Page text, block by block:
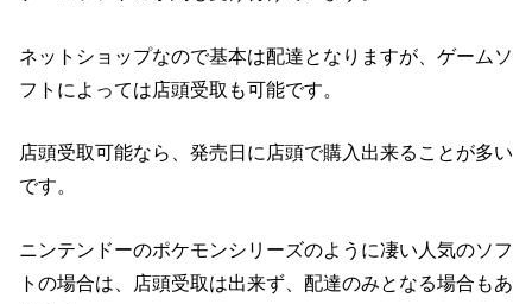
ネットショップなので基本は配達となりますが、ゲームソ
フトによっては店頭受取も可能です。
店頭受取可能なら、発売日に店頭で購入出来ることが多い
です。
ニンテンドーのポケモンシリーズのように凄い人気のソフ
トの場合は、店頭受取は出来ず、配達のみとなる場合もあ